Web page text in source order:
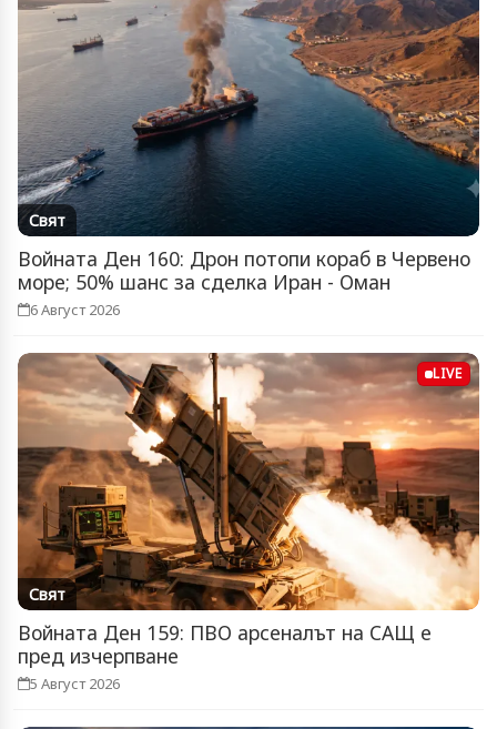
Свят
Войната Ден 160: Дрон потопи кораб в Червено
море; 50% шанс за сделка Иран - Оман
6 Август 2026
LIVE
Свят
Войната Ден 159: ПВО арсеналът на САЩ е
пред изчерпване
5 Август 2026